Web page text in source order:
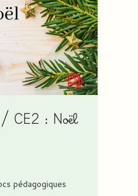
CE2 : Noël
pédagogiques